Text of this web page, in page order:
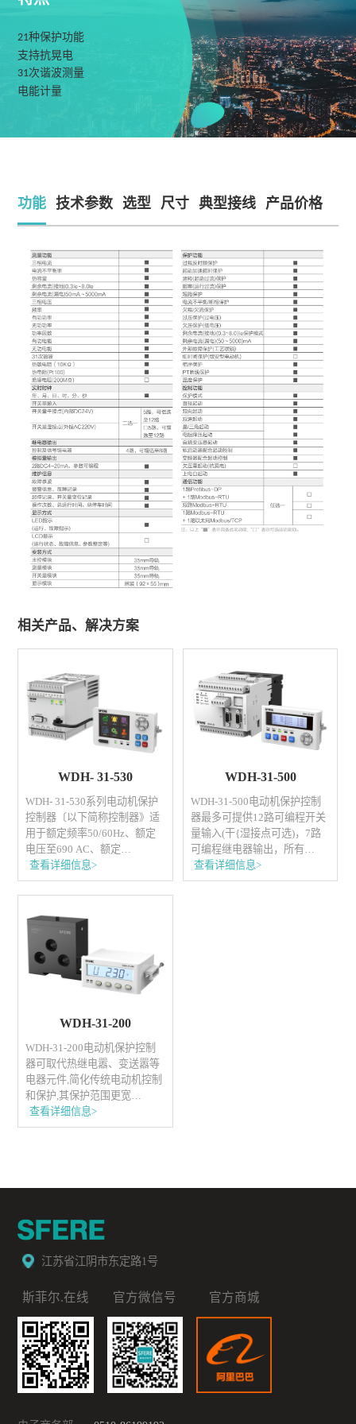
21种保护功能
支持抗晃电
31次谐波测量
电能计量
功能 技术参数 选型 尺寸 典型接线 产品价格
相关产品、解决方案
WDH- 31-530
WDH- 31-530系列电动机保护
控制器〔以下简称控制器》适
用于额定频率50/60Hz、额定
电压至690 AC、额定…
查看详细信息>
​WDH-31-500
WDH-31-500电动机保护控制
器最多可提供12路可编程开关
量输入(干{湿接点可选)，7路
可编程继电器输出，所有…
查看详细信息>
​WDH-31-200
WDH-31-200电动机保护控制
器可取代热继电嚣、变送嚣等
电器元件,简化传统电动机控制
和保护,其保护范围更宽…
查看详细信息>
江苏省江阴市东定路1号
斯菲尔.在线 官方微信号 官方商城